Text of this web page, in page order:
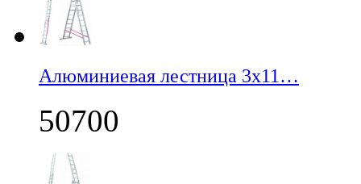
Алюминиевая лестница 3х11…
50700